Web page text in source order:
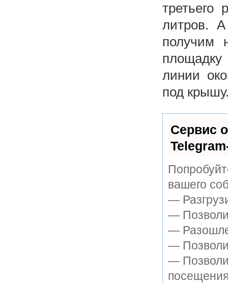
литров.
получим
линии
под
Сервис
вашего
—
—
—
—
—